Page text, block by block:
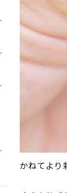
かねてより